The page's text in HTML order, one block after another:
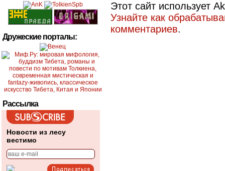
Дружеские порталы:
Рассылка
Новости из лесу
вестимо
Этот сайт использует
Узнайте как
комментариев.